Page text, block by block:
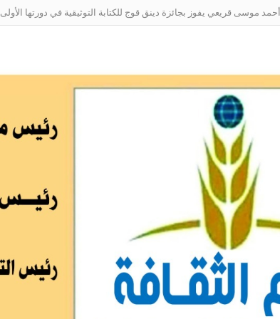
أحمد موسى قريعي يفوز بجائزة دينق قوج للكتابة التوثيقية في دورتها الأولى